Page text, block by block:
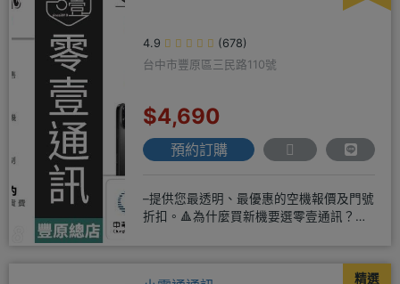
4.9
(678)
台中市豐原區三民路110號
$4,690
預約訂購
–提供您最透明、最優惠的空機報價及門號
折扣。🔺為什麼買新機要選零壹通訊？
精選